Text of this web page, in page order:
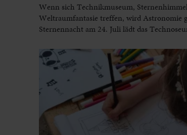
Wenn sich Technikmuseum,
Weltraumfantasie treffen, wird Astronomie
Sternennacht am 24. Juli lädt das